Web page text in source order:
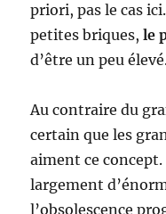
priori, pas le cas
petites briques,le
d’être un peu
Au contraire du
certain que les
aiment ce
largement
l’obsolescence